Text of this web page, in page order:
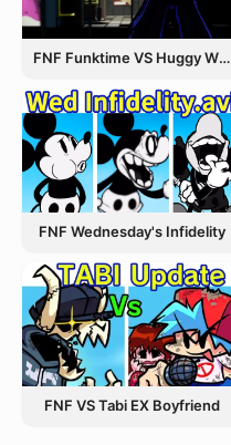
FNF Funktime VS Huggy Wuggy
FNF Wednesday's Infidelity
FNF VS Tabi EX Boyfriend